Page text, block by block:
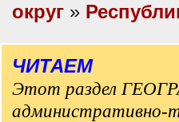
округ »
ЧИТАЕМ
Этот раздел
административно-